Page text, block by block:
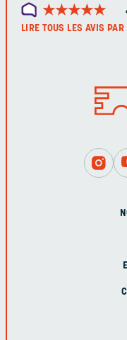
★★★★★
★★★★★
LIRE TOUS LES AVIS PAR